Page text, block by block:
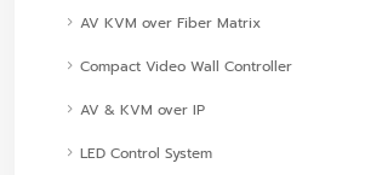
AV KVM over Fiber Matrix
Compact Video Wall Controller
AV & KVM over IP
LED Control System